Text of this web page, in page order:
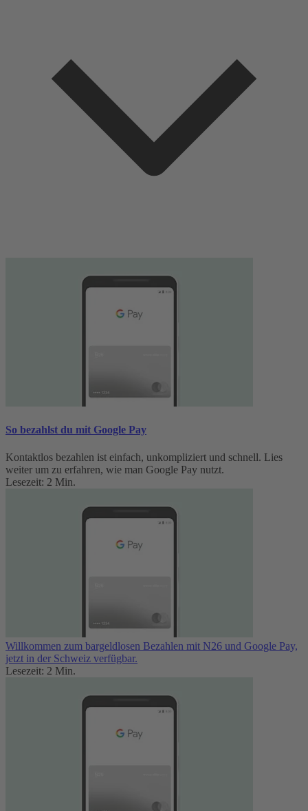
So bezahlst du mit Google Pay
Kontaktlos bezahlen ist einfach, unkompliziert und schnell. Lies
weiter um zu erfahren, wie man Google Pay nutzt.
Lesezeit: 2 Min.
Willkommen zum bargeldlosen Bezahlen mit N26 und Google Pay,
jetzt in der Schweiz verfügbar.
Lesezeit: 2 Min.